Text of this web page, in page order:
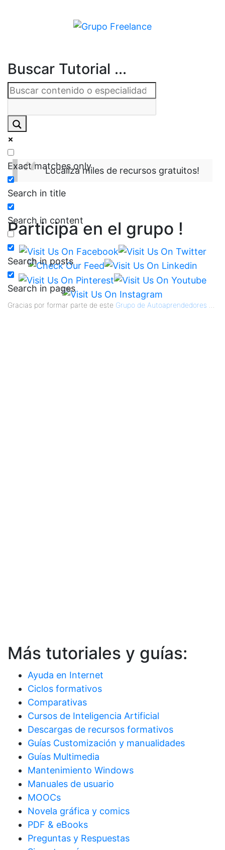
Buscar Tutorial ...
Exact matches only
Search in title
Search in content
Search in posts
Search in pages
Localiza miles de recursos gratuitos!
Participa en el grupo !
Gracias por formar parte de este Grupo de Autoaprendedores ...
Más tutoriales y guías:
Ayuda en Internet
Ciclos formativos
Comparativas
Cursos de Inteligencia Artificial
Descargas de recursos formativos
Guías Customización y manualidades
Guías Multimedia
Mantenimiento Windows
Manuales de usuario
MOOCs
Novela gráfica y comics
PDF & eBooks
Preguntas y Respuestas